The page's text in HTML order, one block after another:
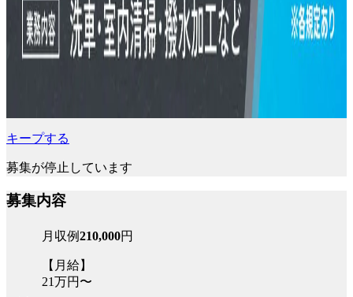
キープする
募集が停止しています
募集内容
月収例210,000円
【月給】
21万円〜